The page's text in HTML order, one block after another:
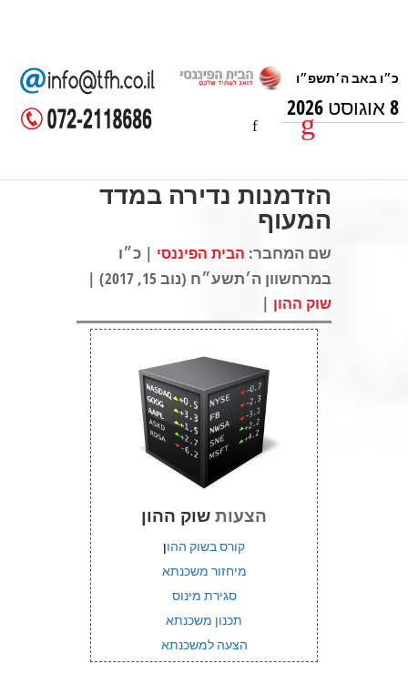
8 אוגוסט 2026
הזדמנות נדירה במדד
המעוף
שם המחבר: הבית הפיננסי | כ״ו
במרחשוון ה׳תשע״ח (נוב 15, 2017) |
שוק ההון |
הצעותשוק ההון
קורס בשוק ההון
מיחזור משכנתא
סגירת מינוס
תכנון משכנתא
הצעה למשכנתא